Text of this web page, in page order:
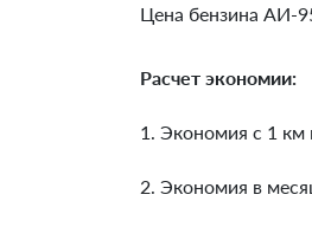
Цена бензина АИ-
Расчет экономии:
1. Экономия с 1 км
2. Экономия в